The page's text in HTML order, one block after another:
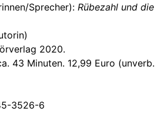
Sprecher): Rübezahl und die
2020.
43 Minuten. 12,99 Euro (unverb.
3526-6